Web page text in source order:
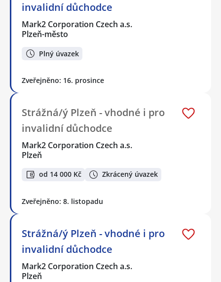
invalidní důchodce
Mark2 Corporation Czech a.s.
Plzeň-město
Plný úvazek
Zveřejněno: 16. prosince
Strážná/ý Plzeň - vhodné i pro
invalidní důchodce
Mark2 Corporation Czech a.s.
Plzeň
od 14 000 Kč Zkrácený úvazek
Zveřejněno: 8. listopadu
Strážná/ý Plzeň - vhodné i pro
invalidní důchodce
Mark2 Corporation Czech a.s.
Plzeň